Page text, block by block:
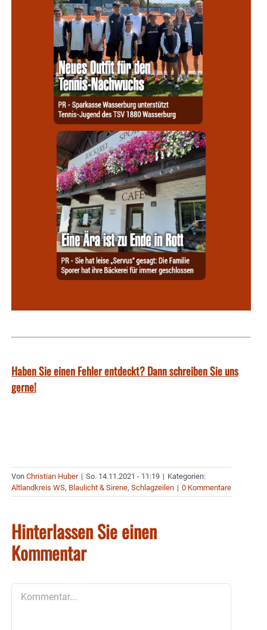
Haben Sie einen Fehler entdeckt? Dann schreiben Sie uns
gerne!
Von Christian Huber | So. 14.11.2021 - 11:19 | Kategorien:
Altlandkreis WS, Blaulicht & Sirene, Schlagzeilen | 0 Kommentare
Hinterlassen Sie einen
Kommentar